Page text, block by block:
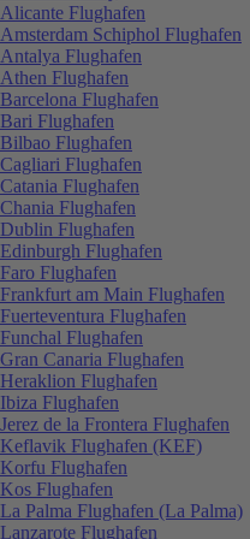
Alicante Flughafen
Amsterdam Schiphol Flughafen
Antalya Flughafen
Athen Flughafen
Barcelona Flughafen
Bari Flughafen
Bilbao Flughafen
Cagliari Flughafen
Catania Flughafen
Chania Flughafen
Dublin Flughafen
Edinburgh Flughafen
Faro Flughafen
Frankfurt am Main Flughafen
Fuerteventura Flughafen
Funchal Flughafen
Gran Canaria Flughafen
Heraklion Flughafen
Ibiza Flughafen
Jerez de la Frontera Flughafen
Keflavik Flughafen (KEF)
Korfu Flughafen
Kos Flughafen
La Palma Flughafen (La Palma)
Lanzarote Flughafen